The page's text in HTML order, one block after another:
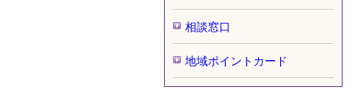
相談窓口
地域ポイントカード